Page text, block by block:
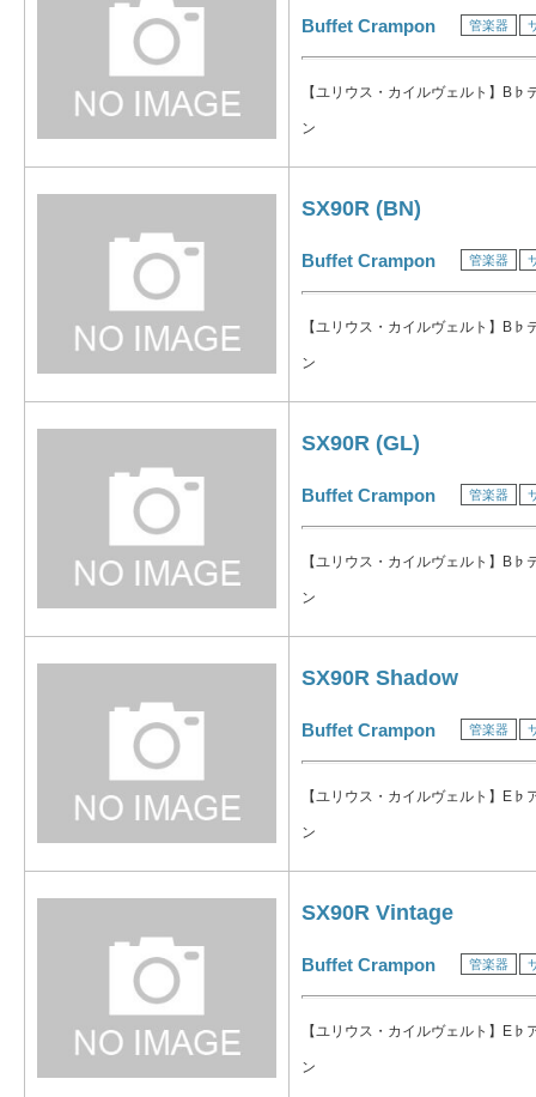
Buffet Crampon 管楽器
【ユリウス・カイルヴェルト】B♭
ン
SX90R (BN)
Buffet Crampon 管楽器
【ユリウス・カイルヴェルト】B♭
ン
SX90R (GL)
Buffet Crampon 管楽器
【ユリウス・カイルヴェルト】B♭
ン
SX90R Shadow
Buffet Crampon 管楽器
【ユリウス・カイルヴェルト】E♭
ン
SX90R Vintage
Buffet Crampon 管楽器
【ユリウス・カイルヴェルト】E♭
ン